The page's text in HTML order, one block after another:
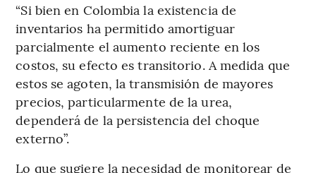
“Si bien en Colombia la existencia de
inventarios ha permitido amortiguar
parcialmente el aumento reciente en los
costos, su efecto es transitorio. A medida que
estos se agoten, la transmisión de mayores
precios, particularmente de la urea,
dependerá de la persistencia del choque
externo”.
Lo que sugiere la necesidad de monitorear de